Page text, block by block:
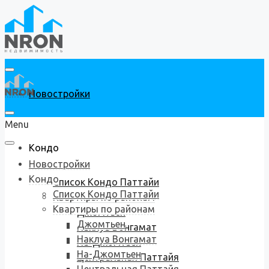
Новостройки
Кондо
Список Кондо Паттайи
Квартиры по районам
Джомтьен
Наклуа Вонгамат
На-Джомтьен
Центральная Паттайя
Menu
Новостройки
Кондо
Список Кондо Паттайи
Квартиры по районам
Джомтьен
Наклуа Вонгамат
На-Джомтьен